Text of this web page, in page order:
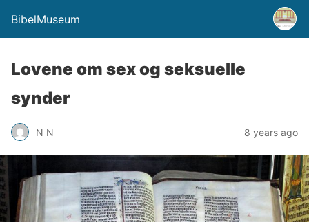
BibelMuseum
Lovene om sex og seksuelle
synder
N N 8 years ago